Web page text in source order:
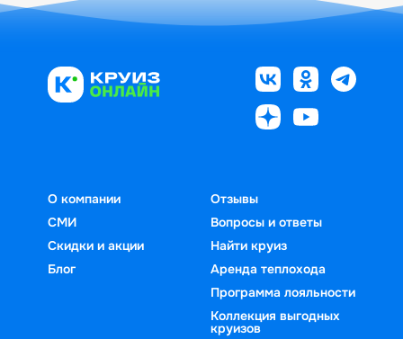
О компании
СМИ
Скидки и акции
Блог
Отзывы
Вопросы и ответы
Найти круиз
Аренда теплохода
Программа лояльности
Коллекция выгодных
круизов